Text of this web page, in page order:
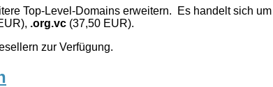
Top-Level-Domains erweitern. Es handelt sich
.org.vc (37,50 EUR).
zur Verfügung.